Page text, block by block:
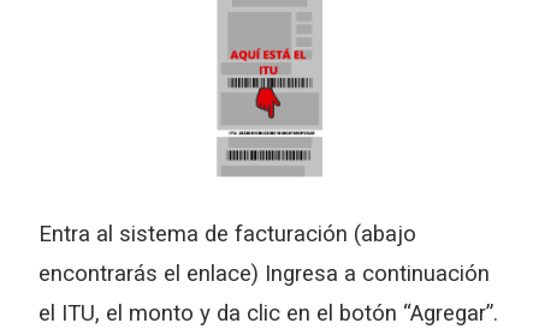
Entra al sistema de facturación (abajo
encontrarás el enlace) Ingresa a continuación
el ITU, el monto y da clic en el botón “Agregar”.